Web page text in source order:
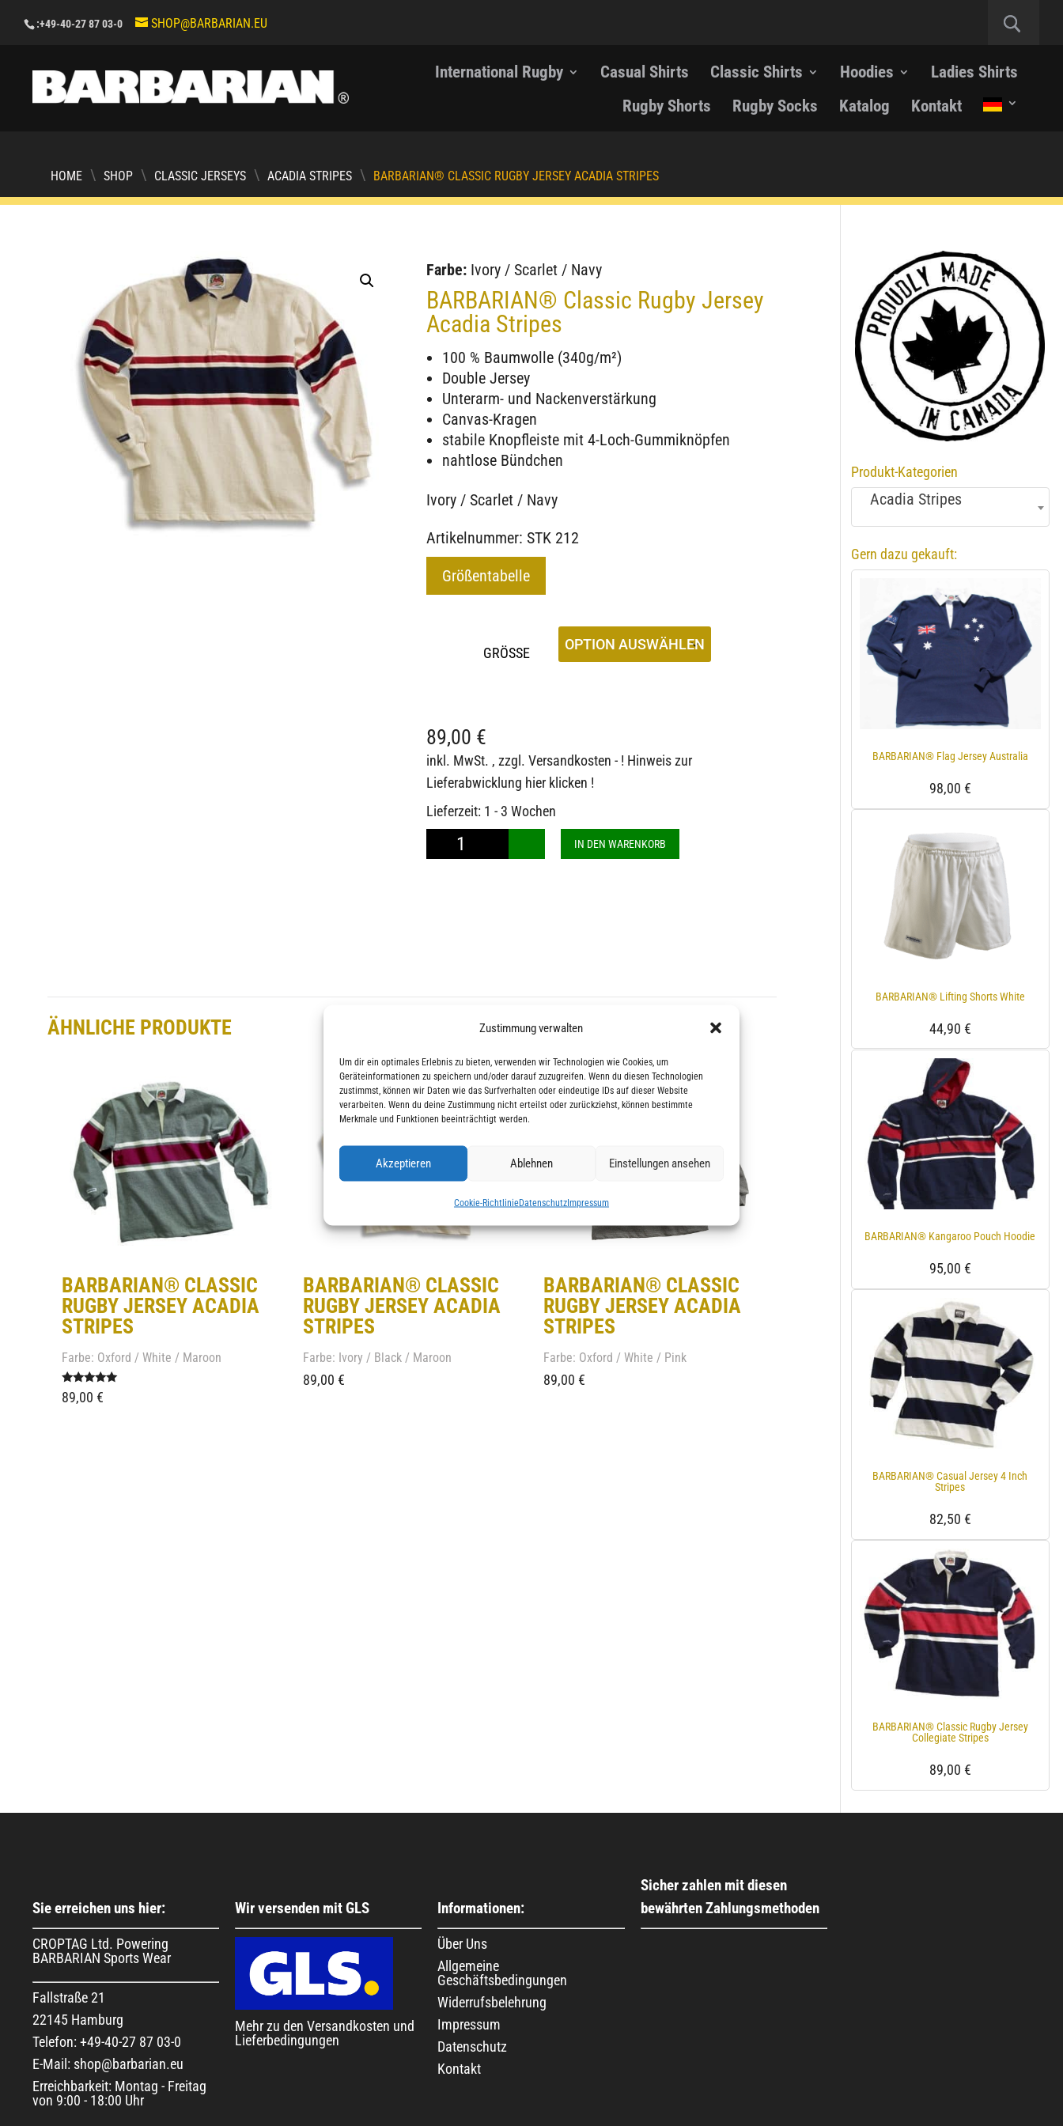
Zustimmung verwalten
Um dir ein optimales Erlebnis zu bieten, verwenden wir Technologien wie Cookies, um
Geräteinformationen zu speichern und/oder darauf zuzugreifen. Wenn du diesen Technologien
zustimmst, können wir Daten wie das Surfverhalten oder eindeutige IDs auf dieser Website
verarbeiten. Wenn du deine Zustimmung nicht erteilst oder zurückziehst, können bestimmte
Merkmale und Funktionen beeinträchtigt werden.
Akzeptieren Ablehnen Einstellungen ansehen
Cookie-RichtlinieDatenschutzImpressum
:+49-40-27 87 03-0 SHOP@BARBARIAN.EU
International Rugby Casual Shirts Classic Shirts Hoodies
Ladies Shirts
Rugby Shorts
Rugby Socks Katalog Kontakt
HOME \ SHOP \ CLASSIC JERSEYS \ ACADIA STRIPES \ BARBARIAN® CLASSIC RUGBY JERSEY ACADIA STRIPES
Farbe: Ivory / Scarlet / Navy
BARBARIAN® Classic Rugby Jersey
Acadia Stripes
100 % Baumwolle (340g/m²)
Double Jersey
Unterarm- und Nackenverstärkung
Canvas-Kragen
stabile Knopfleiste mit 4-Loch-Gummiknöpfen
nahtlose Bündchen
Ivory / Scarlet / Navy
Artikelnummer: STK 212
Größentabelle
GRÖSSE
89,00 €
inkl. MwSt. , zzgl.Versandkosten - ! Hinweis zur
Lieferabwicklung hier klicken !
Lieferzeit: 1 - 3 Wochen
BARBARIAN®
Classic
IN DEN WARENKORB
ÄHNLICHE PRODUKTE
BARBARIAN® CLASSIC
RUGBY JERSEY ACADIA
STRIPES
Farbe: Oxford / White / Maroon
Bewertet
mit
89,00 €
BARBARIAN® CLASSIC
RUGBY JERSEY ACADIA
STRIPES
Farbe: Ivory / Black / Maroon
89,00 €
BARBARIAN® CLASSIC
RUGBY JERSEY ACADIA
STRIPES
Farbe: Oxford / White / Pink
89,00 €
Produkt-Kategorien
Acadia Stripes
Gern dazu gekauft:
BARBARIAN® Flag Jersey Australia
98,00 €
BARBARIAN® Lifting Shorts White
44,90 €
BARBARIAN® Kangaroo Pouch Hoodie
95,00 €
BARBARIAN® Casual Jersey 4 Inch
Stripes
82,50 €
BARBARIAN® Classic Rugby Jersey
Collegiate Stripes
89,00 €
Sie erreichen uns hier:
CROPTAG Ltd. Powering
BARBARIAN Sports Wear
Fallstraße 21
22145 Hamburg
Telefon: +49-40-27 87 03-0
E-Mail: shop@barbarian.eu
Erreichbarkeit: Montag - Freitag
von 9:00 - 18:00 Uhr
Wir versenden mit GLS
Mehr zu den Versandkosten und
Lieferbedingungen
Informationen:
Über Uns
Allgemeine
Geschäftsbedingungen
Widerrufsbelehrung
Impressum
Datenschutz
Kontakt
Sicher zahlen mit diesen
bewährten Zahlungsmethoden